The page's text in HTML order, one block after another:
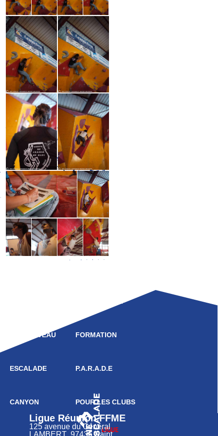
HAUT NIVEAU
ESCALADE
CANYON
FORMATION
P.A.R.A.D.E
POUR LES CLUBS
Ligue Réunion FFME
125 avenue du Général
LAMBERT 97436 Saint